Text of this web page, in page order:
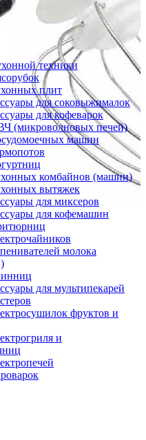
техники
плит
для соковыжималок
для кофеварок
(микроволновых печей)
машин
комбайнов (машин)
вытяжек
для миксеров
для кофемашин
молока
для мультипекарей
фруктов и
и